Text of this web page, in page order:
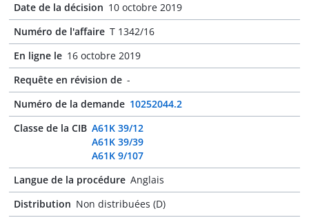
Date de la décision 10 octobre 2019
Numéro de l'affaire T 1342/16
En ligne le 16 octobre 2019
Requête en révision de -
Numéro de la demande 10252044.2
Classe de la CIB A61K 39/12
A61K 39/39
A61K 9/107
Langue de la procédure Anglais
Distribution Non distribuées (D)